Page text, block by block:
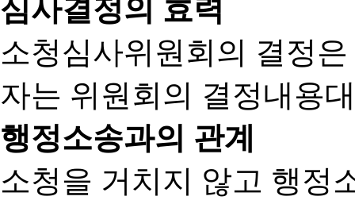
심사결정의 효력
소청심사위원회의 결정
자는 위원회의 결정내용
행정소송과의 관계
소청을 거치지 않고 행정